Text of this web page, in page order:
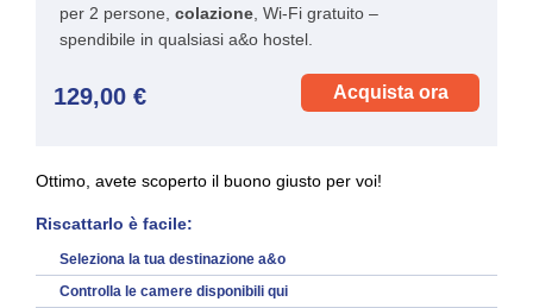
per 2 persone, colazione , Wi-Fi gratuito –
spendibile in qualsiasi a&o hostel.
129,00 € Acquista ora
Ottimo, avete scoperto il buono giusto per voi!
Riscattarlo è facile:
Seleziona la tua destinazione a&o
Controlla le camere disponibili qui